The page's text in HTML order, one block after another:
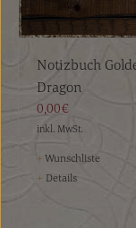
Notizbuch
Dragon
0,00€
inkl. MwSt.
+ Wunschliste
+ Details